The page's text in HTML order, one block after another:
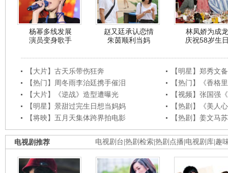
杨幂多线发展
演员变身歌手
赵又廷承认恋情
朱茵顺利当妈
林凤娇为成龙
庆祝58岁生
【大片】古天乐带伤狂奔
【明星】郑秀文
【热门】周冬雨李治廷携手催泪
【热门】《香格
【大片】《逆战》造型遭曝光
【视频】张国强
【明星】景甜过完生日想当妈妈
【热剧】《美人
【将映】五月天集体跨界拍电影
【热剧】姜文马
电视剧台 热剧检索 热剧点播 电视剧库 趣
电视剧推荐